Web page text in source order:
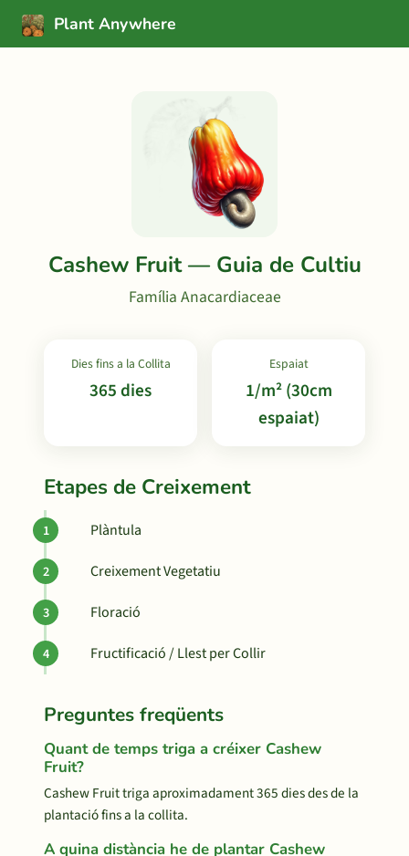
Plant Anywhere
Cashew Fruit — Guia de Cultiu
Família Anacardiaceae
Dies fins a la Collita
365 dies
Espaiat
1/m² (30cm
espaiat)
Etapes de Creixement
Plàntula
Creixement Vegetatiu
Floració
Fructificació / Llest per Collir
Preguntes freqüents
Quant de temps triga a créixer Cashew
Fruit?
Cashew Fruit triga aproximadament 365 dies des de la
plantació fins a la collita.
A quina distància he de plantar Cashew